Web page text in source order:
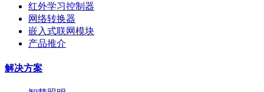
红外学习控制器
网络转换器
嵌入式联网模块
产品推介
解决方案